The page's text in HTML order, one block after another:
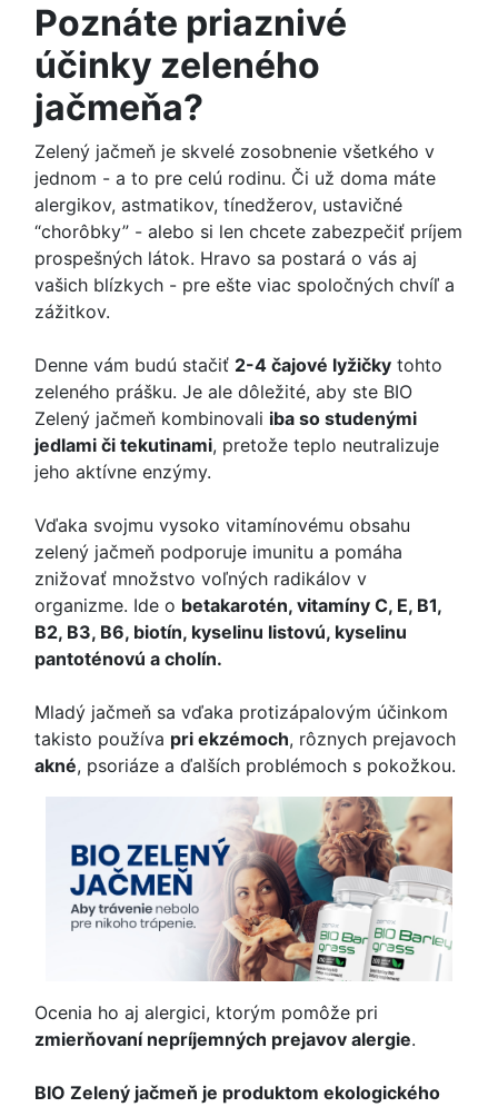
Poznáte priaznivé
účinky zeleného
jačmeňa?
Zelený jačmeň je skvelé zosobnenie všetkého v
jednom - a to pre celú rodinu. Či už doma máte
alergikov, astmatikov, tínedžerov, ustavičné
“chorôbky” - alebo si len chcete zabezpečiť príjem
prospešných látok. Hravo sa postará o vás aj
vašich blízkych - pre ešte viac spoločných chvíľ a
zážitkov.
Denne vám budú stačiť 2-4 čajové lyžičky tohto
zeleného prášku. Je ale dôležité, aby ste BIO
Zelený jačmeň kombinovali iba so studenými
jedlami či tekutinami, pretože teplo neutralizuje
jeho aktívne enzýmy.
Vďaka svojmu vysoko vitamínovému obsahu
zelený jačmeň podporuje imunitu a pomáha
znižovať množstvo voľných radikálov v
organizme. Ide o betakarotén, vitamíny C, E, B1,
B2, B3, B6, biotín, kyselinu listovú, kyselinu
pantoténovú a cholín.
Mladý jačmeň sa vďaka protizápalovým účinkom
takisto používa pri ekzémoch, rôznych prejavoch
akné, psoriáze a ďalších problémoch s pokožkou.
Ocenia ho aj alergici, ktorým pomôže pri
zmierňovaní nepríjemných prejavov alergie.
BIO Zelený jačmeň je produktom ekologického